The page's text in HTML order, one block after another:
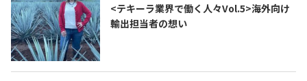
<テキーラ業界で働く人々Vol.5>海外向け
輸出担当者の想い